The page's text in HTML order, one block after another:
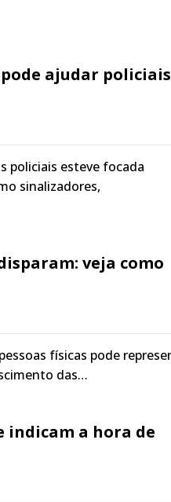
ajudar policiais
policiais esteve focada
sinalizadores,
veja como
físicas pode
das…
indicam a hora de